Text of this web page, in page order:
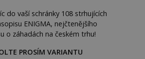
do vaší schránky 108 strhujících
ENIGMA, nejčtenějšího
o záhadách na českém trhu!
PROSÍM VARIANTU